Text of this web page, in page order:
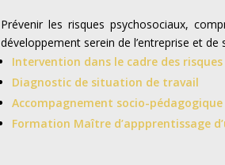
Prévenir les risques psychosociaux,
développement serein de l’entreprise et de
Intervention dans le cadre des
Diagnostic de situation de travail
Accompagnement socio-
Formation Maître d’appprentissage